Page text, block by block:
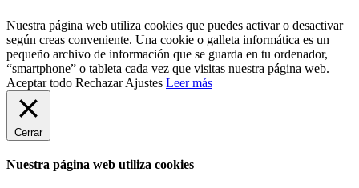
Nuestra página web utiliza cookies que puedes activar o desactivar
según creas conveniente. Una cookie o galleta informática es un
pequeño archivo de información que se guarda en tu ordenador,
“smartphone” o tableta cada vez que visitas nuestra página web.
Aceptar todo Rechazar Ajustes Leer más
Cerrar
Nuestra página web utiliza cookies